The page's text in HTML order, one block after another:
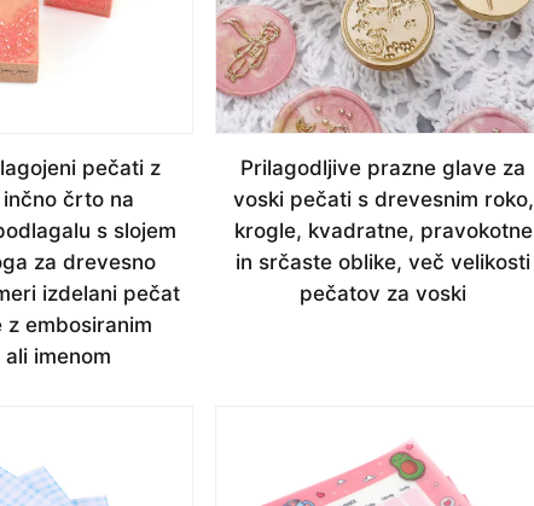
pečati z
črto na
s slojem
za drevesno
izdelani pečat
z embosiranim
ali imenom
Prilagodljive prazne glave za
voski pečati s drevesnim roko,
krogle, kvadratne, pravokotne
in srčaste oblike, več velikosti
pečatov za voski